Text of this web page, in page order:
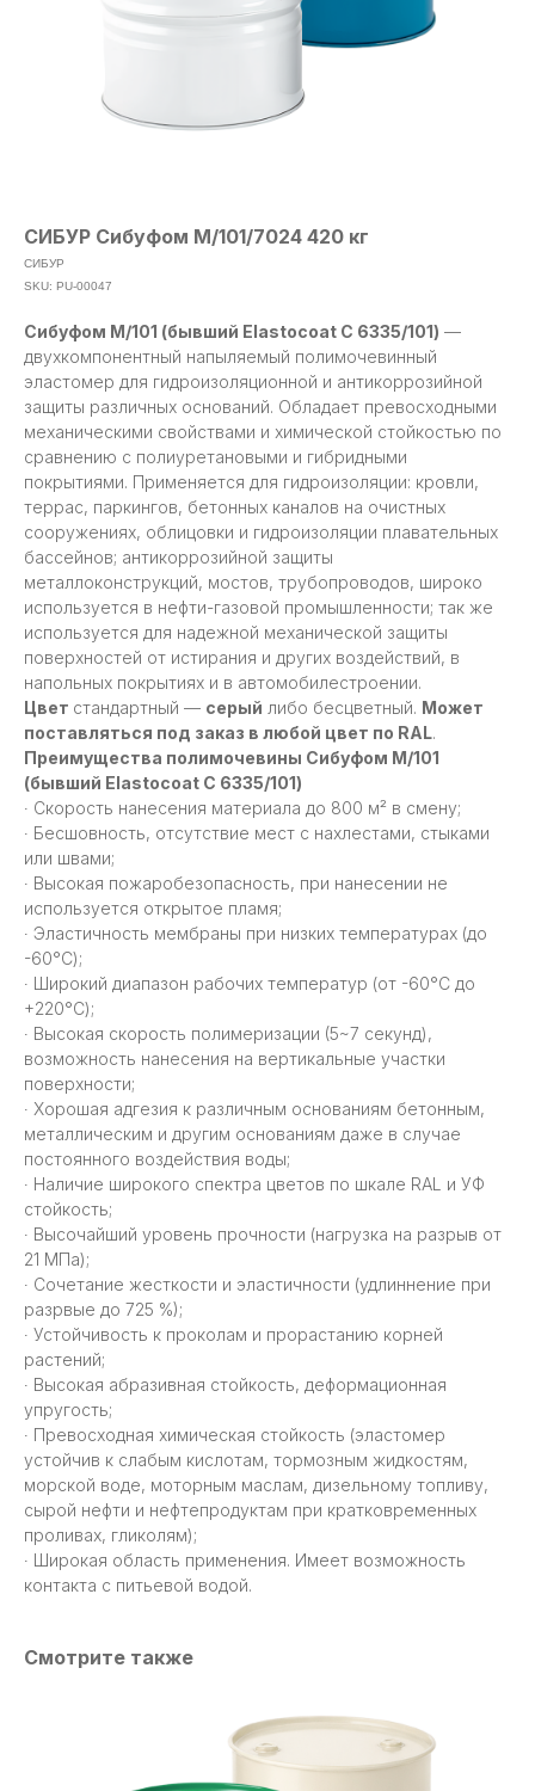
СИБУР Сибуфом М/101/7024 420 кг
СИБУР
SKU: PU-00047
Сибуфом М/101 (бывший Elastocoat C 6335/101) —
двухкомпонентный напыляемый полимочевинный
эластомер для гидроизоляционной и антикоррозийной
защиты различных оснований. Обладает превосходными
механическими свойствами и химической стойкостью по
сравнению с полиуретановыми и гибридными
покрытиями. Применяется для гидроизоляции: кровли,
террас, паркингов, бетонных каналов на очистных
сооружениях, облицовки и гидроизоляции плавательных
бассейнов; антикоррозийной защиты
металлоконструкций, мостов, трубопроводов, широко
используется в нефти-газовой промышленности; так же
используется для надежной механической защиты
поверхностей от истирания и других воздействий, в
напольных покрытиях и в автомобилестроении.
Цвет стандартный — серый либо бесцветный. Может
поставляться под заказ в любой цвет по RAL.
Преимущества полимочевины Сибуфом М/101
(бывший Elastocoat C 6335/101)
∙ Скорость нанесения материала до 800 м² в смену;
∙ Бесшовность, отсутствие мест с нахлестами, стыками
или швами;
∙ Высокая пожаробезопасность, при нанесении не
используется открытое пламя;
∙ Эластичность мембраны при низких температурах (до
-60°С);
∙ Широкий диапазон рабочих температур (от -60°С до
+220°С);
∙ Высокая скорость полимеризации (5~7 секунд),
возможность нанесения на вертикальные участки
поверхности;
∙ Хорошая адгезия к различным основаниям бетонным,
металлическим и другим основаниям даже в случае
постоянного воздействия воды;
∙ Наличие широкого спектра цветов по шкале RAL и УФ
стойкость;
∙ Высочайший уровень прочности (нагрузка на разрыв от
21 МПа);
∙ Сочетание жесткости и эластичности (удлиннение при
разрвые до 725 %);
∙ Устойчивость к проколам и прорастанию корней
растений;
∙ Высокая абразивная стойкость, деформационная
упругость;
∙ Превосходная химическая стойкость (эластомер
устойчив к слабым кислотам, тормозным жидкостям,
морской воде, моторным маслам, дизельному топливу,
сырой нефти и нефтепродуктам при кратковременных
проливах, гликолям);
∙ Широкая область применения. Имеет возможность
контакта с питьевой водой.
Смотрите также